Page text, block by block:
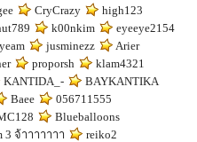
CryCrazy
high123
k00nkim
eyeeye2154
jusminezz
Arier
proporsh
klam4321
KANTIDA_-
BAYKANTIKA
Baee
056711555
Blueballoons
3 จ้าาาาาาา
reiko2